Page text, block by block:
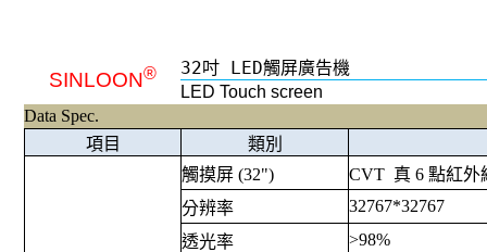
SINLOON® 32吋 LED觸屏廣告機
LED Touch screen
Data Spec.
項目
類別
觸摸屏 (32")
CVT 真 6 點紅外
分辨率
32767*32767
透光率
>98%